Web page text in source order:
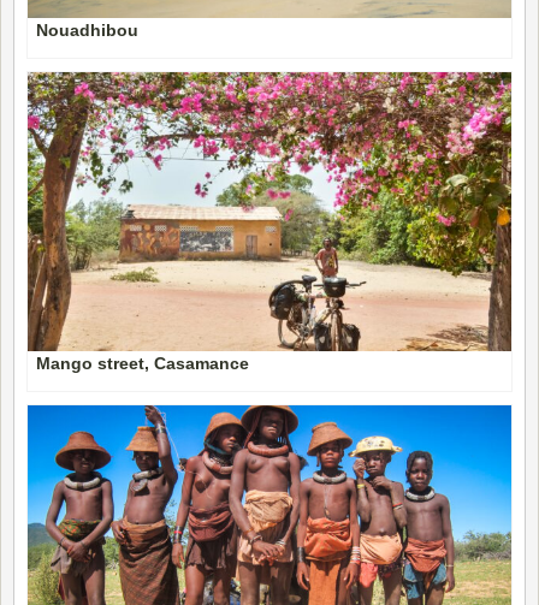
Nouadhibou
Mango street, Casamance